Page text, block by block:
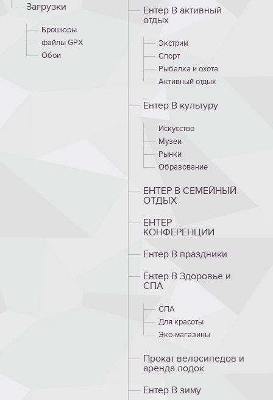
Загрузки
Брошюры
файлы GPX
Обои
Ентер B активный
отдых
Экстрим
Спорт
Рыбалка и охота
Активный отдых
Ентер B культуру
Искусство
Музеи
Рынки
Образование
ЕНТЕР B СЕМЕЙНЫЙ
ОТДЫХ
ЕНТЕР
КОНФЕРЕНЦИИ
Ентер B праздники
Ентер B Здоровье и
СПА
СПА
Для красоты
Эко-магазины
Прокат велосипедов и
аренда лодок
Ентер B зиму